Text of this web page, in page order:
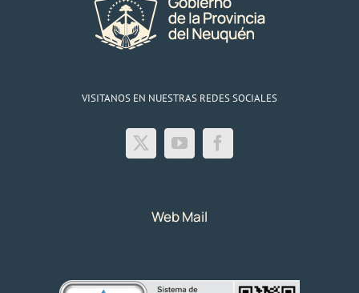
VISITANOS EN NUESTRAS REDES SOCIALES
Web Mail